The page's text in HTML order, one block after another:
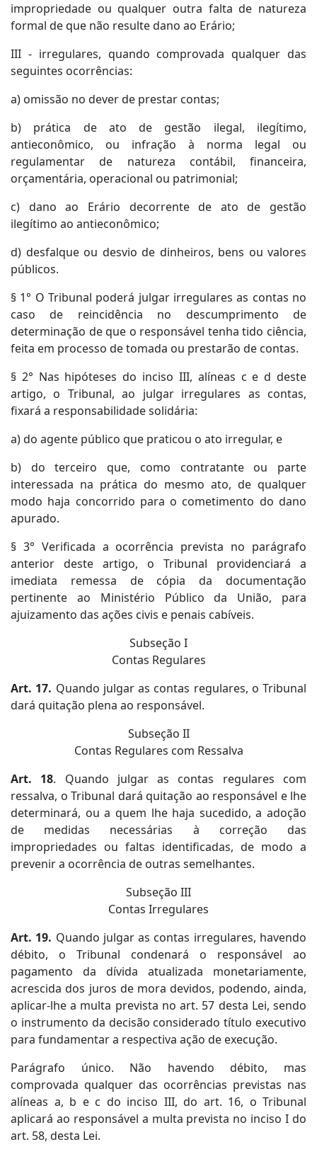
impropriedade ou qualquer outra falta de natureza
formal de que não resulte dano ao Erário;
III - irregulares, quando comprovada qualquer das
seguintes ocorrências:
a) omissão no dever de prestar contas;
b) prática de ato de gestão ilegal, ilegítimo,
antieconômico, ou infração à norma legal ou
regulamentar de natureza contábil, financeira,
orçamentária, operacional ou patrimonial;
c) dano ao Erário decorrente de ato de gestão
ilegítimo ao antieconômico;
d) desfalque ou desvio de dinheiros, bens ou valores
públicos.
§ 1° O Tribunal poderá julgar irregulares as contas no
caso de reincidência no descumprimento de
determinação de que o responsável tenha tido ciência,
feita em processo de tomada ou prestarão de contas.
§ 2° Nas hipóteses do inciso III, alíneas c e d deste
artigo, o Tribunal, ao julgar irregulares as contas,
fixará a responsabilidade solidária:
a) do agente público que praticou o ato irregular, e
b) do terceiro que, como contratante ou parte
interessada na prática do mesmo ato, de qualquer
modo haja concorrido para o cometimento do dano
apurado.
§ 3° Verificada a ocorrência prevista no parágrafo
anterior deste artigo, o Tribunal providenciará a
imediata remessa de cópia da documentação
pertinente ao Ministério Público da União, para
ajuizamento das ações civis e penais cabíveis.
Subseção I
Contas Regulares
Art. 17. Quando julgar as contas regulares, o Tribunal
dará quitação plena ao responsável.
Subseção II
Contas Regulares com Ressalva
Art. 18. Quando julgar as contas regulares com
ressalva, o Tribunal dará quitação ao responsável e lhe
determinará, ou a quem lhe haja sucedido, a adoção
de medidas necessárias à correção das
impropriedades ou faltas identificadas, de modo a
prevenir a ocorrência de outras semelhantes.
Subseção III
Contas Irregulares
Art. 19. Quando julgar as contas irregulares, havendo
débito, o Tribunal condenará o responsável ao
pagamento da dívida atualizada monetariamente,
acrescida dos juros de mora devidos, podendo, ainda,
aplicar-lhe a multa prevista no art. 57 desta Lei, sendo
o instrumento da decisão considerado título executivo
para fundamentar a respectiva ação de execução.
Parágrafo único. Não havendo débito, mas
comprovada qualquer das ocorrências previstas nas
alíneas a, b e c do inciso III, do art. 16, o Tribunal
aplicará ao responsável a multa prevista no inciso I do
art. 58, desta Lei.